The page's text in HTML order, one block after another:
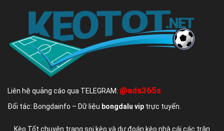
Liên hệ quảng cáo qua TELEGRAM: @ads365s
Đối tác: Bongdainfo – Dữ liệu bongdalu vip trực tuyến.
Kèo Tốt chuyên trang soi kèo và dự đoán kèo nhà cái các trận